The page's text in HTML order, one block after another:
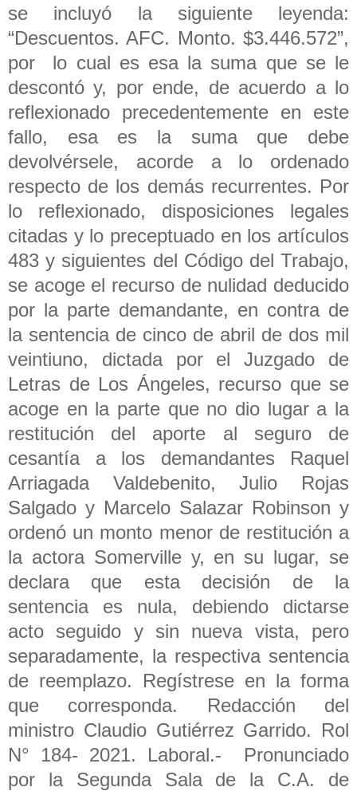
se incluyó la siguiente leyenda:
“Descuentos. AFC. Monto. $3.446.572”,
por lo cual es esa la suma que se le
descontó y, por ende, de acuerdo a lo
reflexionado precedentemente en este
fallo, esa es la suma que debe
devolvérsele, acorde a lo ordenado
respecto de los demás recurrentes. Por
lo reflexionado, disposiciones legales
citadas y lo preceptuado en los artículos
483 y siguientes del Código del Trabajo,
se acoge el recurso de nulidad deducido
por la parte demandante, en contra de
la sentencia de cinco de abril de dos mil
veintiuno, dictada por el Juzgado de
Letras de Los Ángeles, recurso que se
acoge en la parte que no dio lugar a la
restitución del aporte al seguro de
cesantía a los demandantes Raquel
Arriagada Valdebenito, Julio Rojas
Salgado y Marcelo Salazar Robinson y
ordenó un monto menor de restitución a
la actora Somerville y, en su lugar, se
declara que esta decisión de la
sentencia es nula, debiendo dictarse
acto seguido y sin nueva vista, pero
separadamente, la respectiva sentencia
de reemplazo. Regístrese en la forma
que corresponda. Redacción del
ministro Claudio Gutiérrez Garrido. Rol
N° 184- 2021. Laboral.- Pronunciado
por la Segunda Sala de la C.A. de